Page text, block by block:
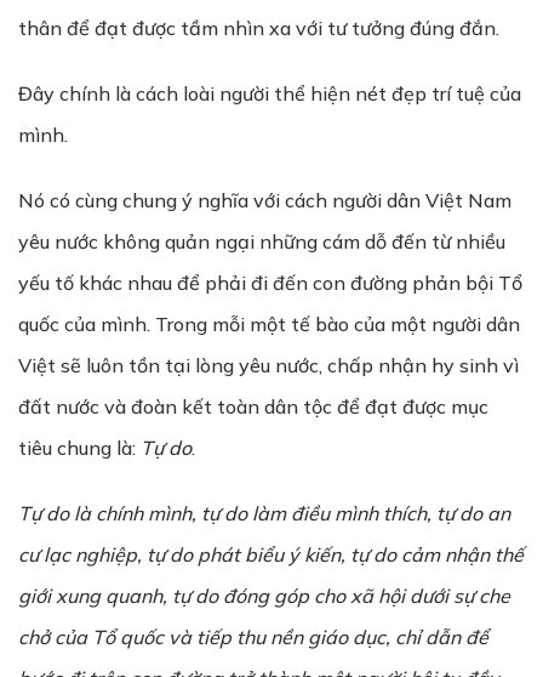
thân để đạt được tầm nhìn xa với tư tưởng đúng đắn.
Đây chính là cách loài người thể hiện nét đẹp trí tuệ của
mình.
Nó có cùng chung ý nghĩa với cách người dân Việt Nam
yêu nước không quản ngại những cám dỗ đến từ nhiều
yếu tố khác nhau để phải đi đến con đường phản bội Tổ
quốc của mình. Trong mỗi một tế bào của một người dân
Việt sẽ luôn tồn tại lòng yêu nước, chấp nhận hy sinh vì
đất nước và đoàn kết toàn dân tộc để đạt được mục
tiêu chung là: Tự do.
Tự do là chính mình, tự do làm điều mình thích, tự do an
cư lạc nghiệp, tự do phát biểu ý kiến, tự do cảm nhận thế
giới xung quanh, tự do đóng góp cho xã hội dưới sự che
chở của Tổ quốc và tiếp thu nền giáo dục, chỉ dẫn để